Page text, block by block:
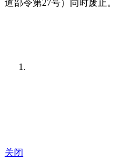
道部令第27号）同时废止。
关闭